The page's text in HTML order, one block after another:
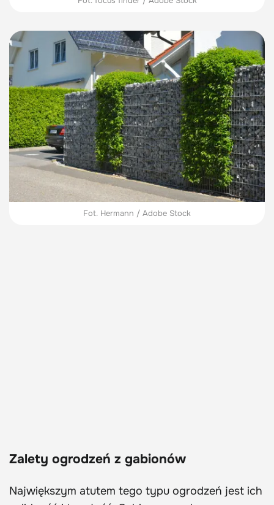
Fot. Hermann / Adobe Stock
Zalety ogrodzeń z gabionów
Największym atutem tego typu ogrodzeń jest ich